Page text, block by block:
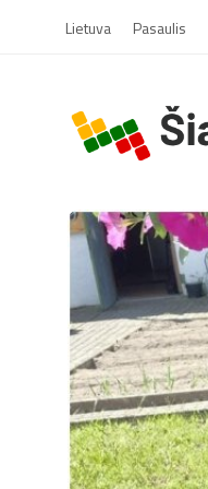
Lietuva Pasaulis
S
a
n
d
i
e